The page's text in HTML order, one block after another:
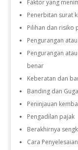
Faktor yang
Penerbitan surat
Pilihan dan risiko
Pengurangan
Pengurangan
benar
Keberatan dan
Banding dan
Peninjauan
Pengadilan pajak
Berakhirnya
Cara